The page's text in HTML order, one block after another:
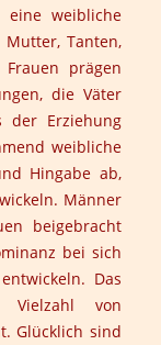
eine weibliche
Tanten,
prägen
die Väter
der Erziehung
weibliche
Hingabe ab,
Männer
beigebracht
bei sich
Das
von
Glücklich sind